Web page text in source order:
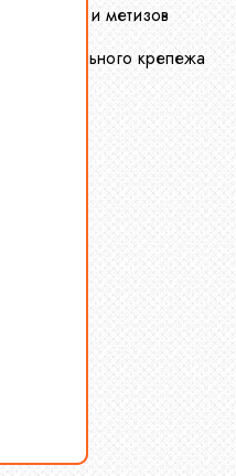
крепежа и метизов
специального крепежа